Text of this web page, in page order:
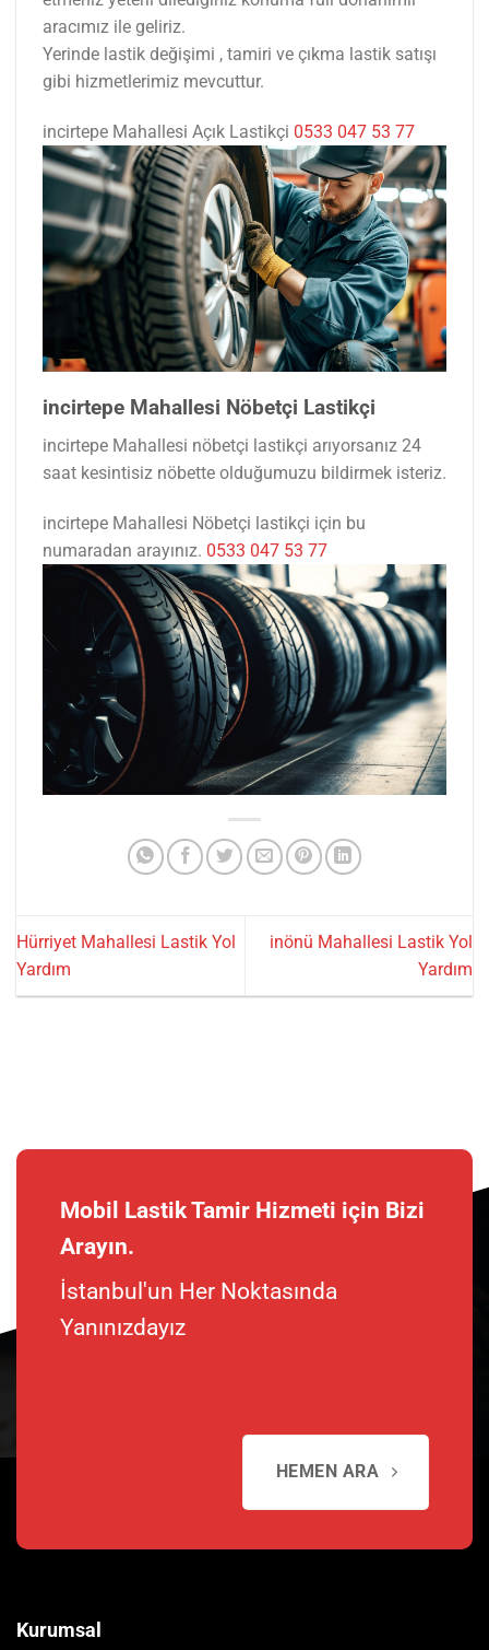
aracımız ile geliriz.
Yerinde lastik değişimi , tamiri ve çıkma lastik satışı
gibi hizmetlerimiz mevcuttur.
incirtepe Mahallesi Açık Lastikçi 0533 047 53 77
incirtepe Mahallesi Nöbetçi Lastikçi
incirtepe Mahallesi nöbetçi lastikçi arıyorsanız 24
saat kesintisiz nöbette olduğumuzu bildirmek isteriz.
incirtepe Mahallesi Nöbetçi lastikçi için bu
numaradan arayınız. 0533 047 53 77
Hürriyet Mahallesi Lastik Yol
Yardım
inönü Mahallesi Lastik Yol
Yardım
Mobil Lastik Tamir Hizmeti için Bizi
Arayın.
İstanbul'un Her Noktasında
Yanınızdayız
HEMEN ARA
Kurumsal